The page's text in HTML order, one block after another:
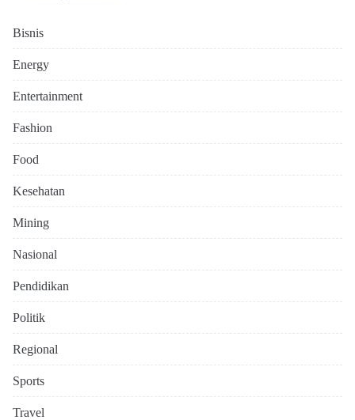
Bisnis
Energy
Entertainment
Fashion
Food
Kesehatan
Mining
Nasional
Pendidikan
Politik
Regional
Sports
Travel